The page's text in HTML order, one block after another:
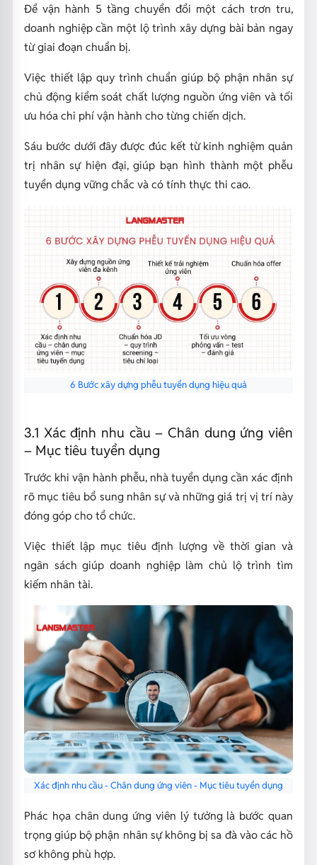
Để vận hành 5 tầng chuyển đổi một cách trơn tru,
doanh nghiệp cần một lộ trình xây dựng bài bản ngay
từ giai đoạn chuẩn bị.
Việc thiết lập quy trình chuẩn giúp bộ phận nhân sự
chủ động kiểm soát chất lượng nguồn ứng viên và tối
ưu hóa chi phí vận hành cho từng chiến dịch.
Sáu bước dưới đây được đúc kết từ kinh nghiệm quản
trị nhân sự hiện đại, giúp bạn hình thành một phễu
tuyển dụng vững chắc và có tính thực thi cao.
6 Bước xây dựng phễu tuyển dụng hiệu quả
3.1 Xác định nhu cầu – Chân dung ứng viên
– Mục tiêu tuyển dụng
Trước khi vận hành phễu, nhà tuyển dụng cần xác định
rõ mục tiêu bổ sung nhân sự và những giá trị vị trí này
đóng góp cho tổ chức.
Việc thiết lập mục tiêu định lượng về thời gian và
ngân sách giúp doanh nghiệp làm chủ lộ trình tìm
kiếm nhân tài.
Xác định nhu cầu - Chân dung ứng viên - Mục tiêu tuyển dụng
Phác họa chân dung ứng viên lý tưởng là bước quan
trọng giúp bộ phận nhân sự không bị sa đà vào các hồ
sơ không phù hợp.